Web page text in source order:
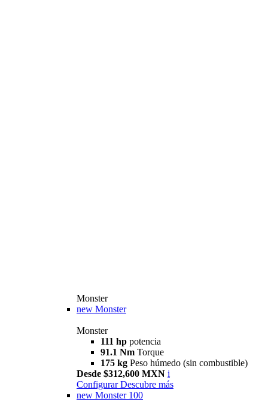
Monster
new Monster
Monster
111 hp potencia
91.1 Nm Torque
175 kg Peso húmedo (sin combustible)
Desde $312,600 MXN i
Configurar Descubre más
new Monster 100